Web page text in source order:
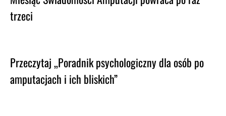
trzeci
Przeczytaj „Poradnik psychologiczny dla osób po
amputacjach i ich bliskich”